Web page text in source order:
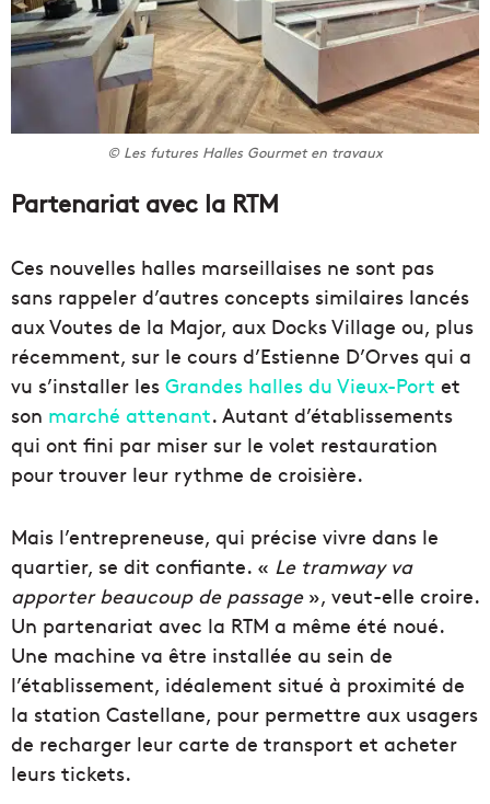
© Les futures Halles Gourmet en travaux
Partenariat avec la RTM
Ces nouvelles halles marseillaises ne sont pas
sans rappeler d’autres concepts similaires lancés
aux Voutes de la Major, aux Docks Village ou, plus
récemment, sur le cours d’Estienne D’Orves qui a
vu s’installer les Grandes halles du Vieux-Port et
son marché attenant. Autant d’établissements
qui ont fini par miser sur le volet restauration
pour trouver leur rythme de croisière.
Mais l’entrepreneuse, qui précise vivre dans le
quartier, se dit confiante. « Le tramway va
apporter beaucoup de passage», veut-elle croire.
Un partenariat avec la RTM a même été noué.
Une machine va être installée au sein de
l’établissement, idéalement situé à proximité de
la station Castellane, pour permettre aux usagers
de recharger leur carte de transport et acheter
leurs tickets.